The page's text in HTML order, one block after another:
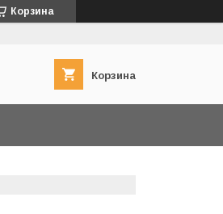
Корзина
Корзина